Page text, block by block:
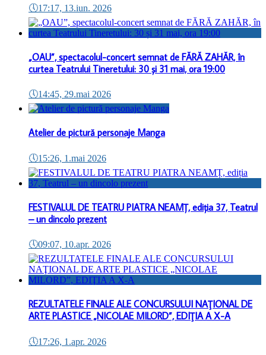
🕔17:17, 13.iun. 2026
„OAU”, spectacolul-concert semnat de FĂRĂ ZAHĂR, în
curtea Teatrului Tineretului: 30 și 31 mai, ora 19:00
🕔14:45, 29.mai 2026
Atelier de pictură personaje Manga
🕔15:26, 1.mai 2026
FESTIVALUL DE TEATRU PIATRA NEAMȚ, ediția 37, Teatrul
– un dincolo prezent
🕔09:07, 10.apr. 2026
REZULTATELE FINALE ALE CONCURSULUI NAŢIONAL DE
ARTE PLASTICE „NICOLAE MILORD”, EDIŢIA A X-A
🕔17:26, 1.apr. 2026